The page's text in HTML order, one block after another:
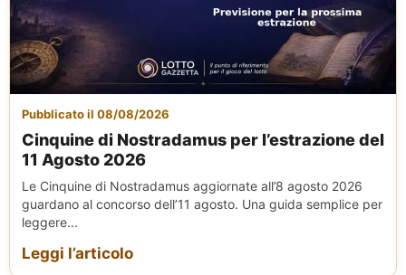
Pubblicato il 08/08/2026
Cinquine di Nostradamus per l’estrazione del
11 Agosto 2026
Le Cinquine di Nostradamus aggiornate all’8 agosto 2026
guardano al concorso dell’11 agosto. Una guida semplice per
leggere...
Leggi l’articolo